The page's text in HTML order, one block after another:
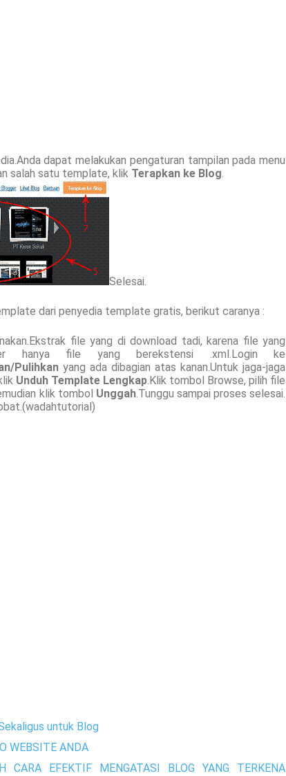
dapat melakukan pengaturan tampilan pada menu
salah satu template, klik Terapkan ke Blog
Selesai.
dari penyedia template gratis, berikut caranya :
file yang di download tadi, karena file yang
hanya file yang berekstensi .xml.Login ke
Pulihkan yang ada dibagian atas kanan.Untuk jaga-jaga
Unduh Template Lengkap .Klik tombol Browse, pilih file
klik tombol Unggah.Tunggu sampai proses selesai.
untuk Blog
WEBSITE ANDA
CARA EFEKTIF MENGATASI BLOG YANG TERKENA